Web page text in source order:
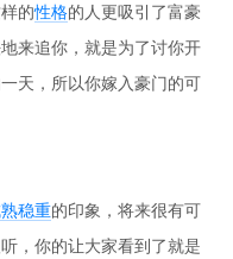
的性格的人更吸引了富豪
来追你，就是为了讨你开
天，所以你嫁入豪门的可
稳重的印象，将来很有可
，你的让大家看到了就是